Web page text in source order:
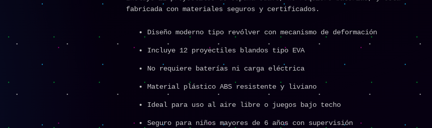
fabricada con materiales seguros y certificados.
Diseño moderno tipo revólver con mecanismo de deformación
Incluye 12 proyectiles blandos tipo EVA
No requiere baterías ni carga eléctrica
Material plástico ABS resistente y liviano
Ideal para uso al aire libre o juegos bajo techo
Seguro para niños mayores de 6 años con supervisión